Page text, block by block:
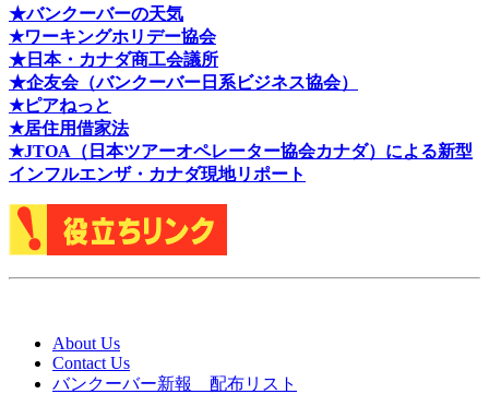
★バンクーバーの天気
★ワーキングホリデー協会
★日本・カナダ商工会議所
★企友会（バンクーバー日系ビジネス協会）
★ピアねっと
★居住用借家法
★JTOA（日本ツアーオペレーター協会カナダ）による新型
インフルエンザ・カナダ現地リポート
About Us
Contact Us
バンクーバー新報 配布リスト